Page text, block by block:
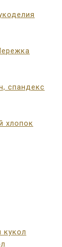
спандекс
хлопок
кукол